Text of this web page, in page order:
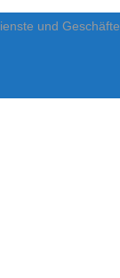
und Geschäfte